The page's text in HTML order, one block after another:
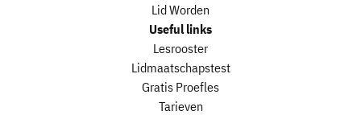
Lid Worden
Useful links
Lesrooster
Lidmaatschapstest
Gratis Proefles
Tarieven